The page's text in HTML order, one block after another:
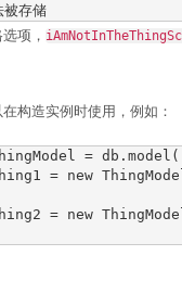
被存储
项，
构造实例时使用，例如：
= db . model (
= new
= new